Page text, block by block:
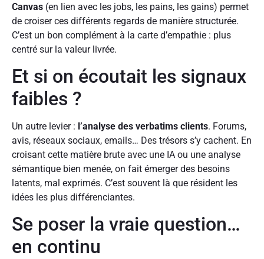
Canvas (en lien avec les jobs, les pains, les gains) permet
de croiser ces différents regards de manière structurée.
C’est un bon complément à la carte d’empathie : plus
centré sur la valeur livrée.
Et si on écoutait les signaux
faibles ?
Un autre levier : l’analyse des verbatims clients. Forums,
avis, réseaux sociaux, emails… Des trésors s’y cachent. En
croisant cette matière brute avec une IA ou une analyse
sémantique bien menée, on fait émerger des besoins
latents, mal exprimés. C’est souvent là que résident les
idées les plus différenciantes.
Se poser la vraie question…
en continu